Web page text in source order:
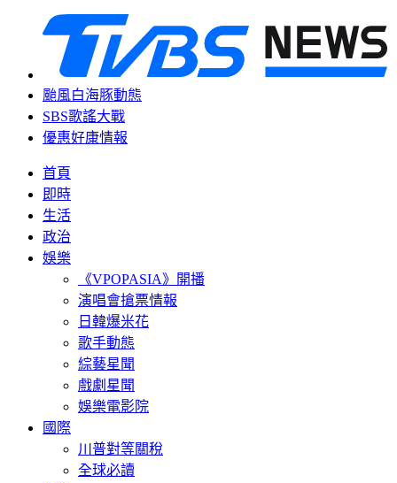
颱風白海豚動態
SBS歌謠大戰
優惠好康情報
首頁
即時
生活
政治
娛樂
《VPOPASIA》開播
演唱會搶票情報
日韓爆米花
歌手動態
綜藝星聞
戲劇星聞
娛樂電影院
國際
川普對等關稅
全球必讀